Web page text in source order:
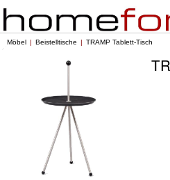
Möbel Beistelltische TRAMP Tablett-Tisch